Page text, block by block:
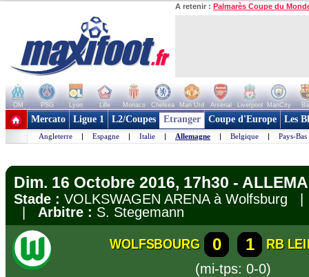
A retenir : Palmarès Coupe du
OM PSG Lyon Lille Monaco Chelsea Man Utd Arsenal Liverpool ManCity
+ de clubs
Mercato Ligue 1 L2/Coupes Etranger Coupe d'Europe Les
Angleterre | Espagne | Italie | Allemagne | Belgique | Pays-Bas
Dim. 16 Octobre 2016, 17h30 -
Stade : VOLKSWAGEN ARENA à
Arbitre : S. Stegemann
WOLFSBOURG 0 1
RB
(mi-tps: 0-0)